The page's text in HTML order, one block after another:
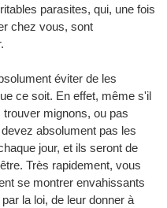
parasites, qui, une fois
chez vous, sont
éviter de les
ce soit. En effet, même s'il
mignons, ou pas
absolument pas les
jour, et ils seront de
Très rapidement, vous
se montrer envahissants
la loi, de leur donner à